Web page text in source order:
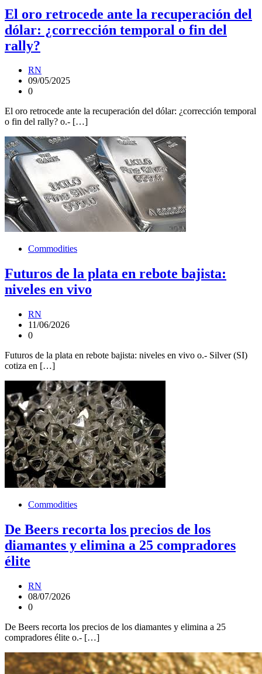
El oro retrocede ante la recuperación del
dólar: ¿corrección temporal o fin del
rally?
RN
09/05/2025
0
El oro retrocede ante la recuperación del dólar: ¿corrección temporal
o fin del rally? o.- […]
Commodities
Futuros de la plata en rebote bajista:
niveles en vivo
RN
11/06/2026
0
Futuros de la plata en rebote bajista: niveles en vivo o.- Silver (SI)
cotiza en […]
Commodities
De Beers recorta los precios de los
diamantes y elimina a 25 compradores
élite
RN
08/07/2026
0
De Beers recorta los precios de los diamantes y elimina a 25
compradores élite o.- […]